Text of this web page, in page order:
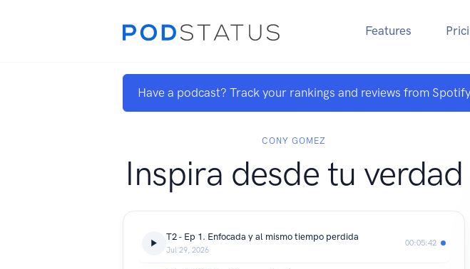
Features
Have a podcast? Track your rankings and reviews from
CONY GOMEZ
Inspira desde tu verdad
T2 - Ep 1. Enfocada y al mismo tiempo perdida
Jul 29, 2026
00:05:42